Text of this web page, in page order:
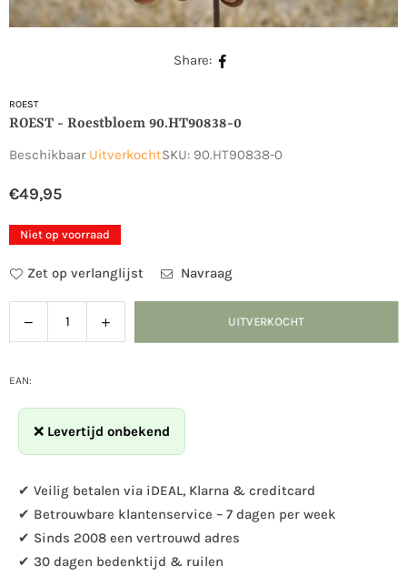
Share:
ROEST
ROEST - Roestbloem 90.HT90838-0
Beschikbaar UitverkochtSKU: 90.HT90838-0
Normale
prijs
€49,95
Niet op voorraad
Zet op verlanglijst Navraag
Hoeveelheid
Verlaag
de
roestbloem
Verhoog
de
roestbloem
UITVERKOCHT
EAN:
❌ Levertijd onbekend
✔ Veilig betalen via iDEAL, Klarna & creditcard
✔ Betrouwbare klantenservice – 7 dagen per week
✔ Sinds 2008 een vertrouwd adres
✔ 30 dagen bedenktijd & ruilen